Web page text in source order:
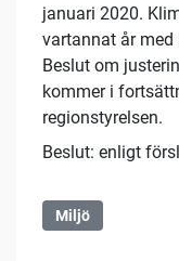
januari 2020.
vartannat år
Beslut om
kommer i
regionstyrelsen.
Beslut: enligt
Miljö